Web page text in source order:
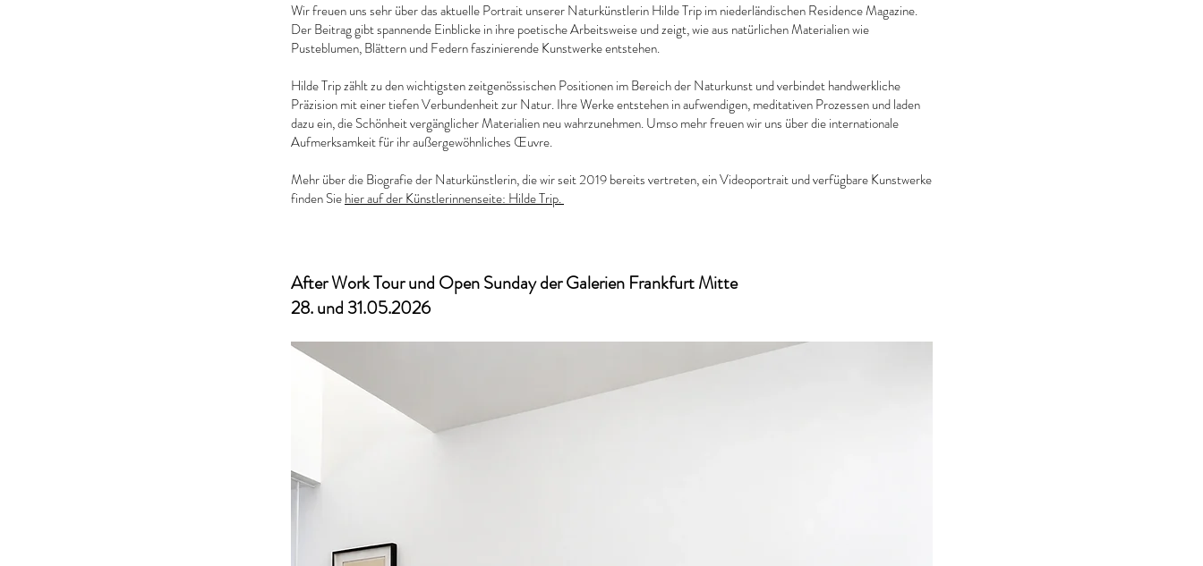
​​Wir freuen uns sehr über das aktuelle Portrait unserer Naturkünstlerin Hilde Trip im niederländischen Residence Magazine.
Der Beitrag gibt spannende Einblicke in ihre poetische Arbeitsweise und zeigt, wie aus natürlichen Materialien wie
Pusteblumen, Blättern und Federn faszinierende Kunstwerke entstehen.
Hilde Trip zählt zu den wichtigsten zeitgenössischen Positionen im Bereich der Naturkunst und verbindet handwerkliche
Präzision mit einer tiefen Verbundenheit zur Natur. Ihre Werke entstehen in aufwendigen, meditativen Prozessen und laden
dazu ein, die Schönheit vergänglicher Materialien neu wahrzunehmen. Umso mehr freuen wir uns über die internationale
Aufmerksamkeit für ihr außergewöhnliches Œuvre.
Mehr über die Biografie der Naturkünstlerin, die wir seit 2019 bereits vertreten, ein Videoportrait und verfügbare Kunstwerke
finden Siehier auf der Künstlerinnenseite: Hilde Trip.
After Work Tour und Open Sunday der Galerien Frankfurt Mitte
28. und 31.05.2026